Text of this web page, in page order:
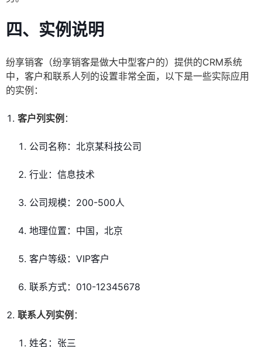
四、实例说明
纷享销客（纷享销客是做大中型客户的）提供的CRM系统
中，客户和联系人列的设置非常全面，以下是一些实际应用
的实例：
客户列实例 ：
公司名称：北京某科技公司
行业：信息技术
公司规模：200-500人
地理位置：中国，北京
客户等级：VIP客户
联系方式：010-12345678
联系人列实例 ：
姓名：张三